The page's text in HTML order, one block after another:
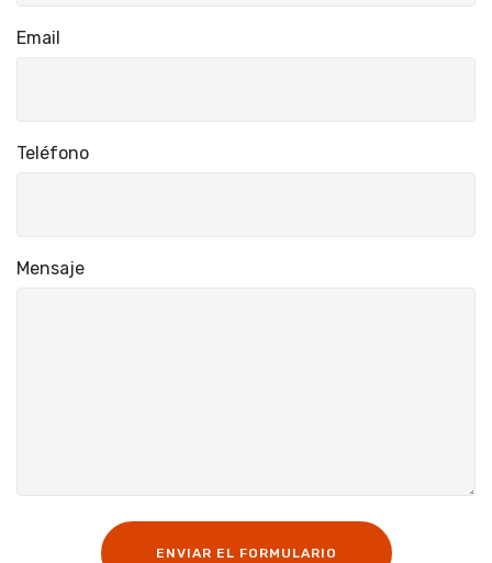
Email
Teléfono
Mensaje
ENVIAR EL FORMULARIO